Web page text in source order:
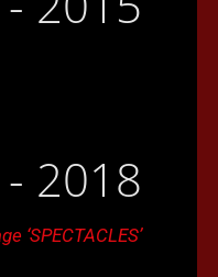
2018
‘SPECTACLES’